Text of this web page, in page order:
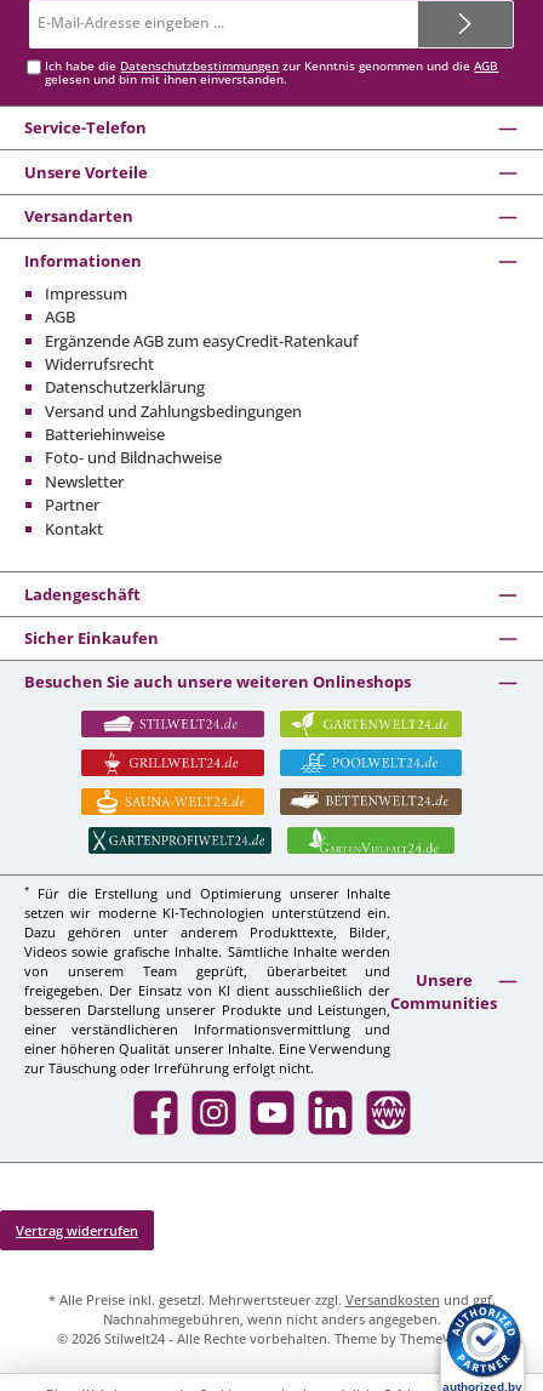
Mail-
Ich habe die Datenschutzbestimmungen zur Kenntnis genommen und dieAGB
gelesen und bin mit ihnen einverstanden.
Service-Telefon
Unsere Vorteile
Versandarten
Informationen
Impressum
AGB
Ergänzende AGB zum easyCredit-Ratenkauf
Widerrufsrecht
Datenschutzerklärung
Versand und Zahlungsbedingungen
Batteriehinweise
Foto- und Bildnachweise
Newsletter
Partner
Kontakt
Ladengeschäft
Sicher Einkaufen
Besuchen Sie auch unsere weiteren Onlineshops
*
Für die Erstellung und Optimierung unserer Inhalte
setzen wir moderne KI-Technologien unterstützend ein.
Dazu gehören unter anderem Produkttexte, Bilder,
Videos sowie grafische Inhalte. Sämtliche Inhalte werden
von unserem Team geprüft, überarbeitet und
freigegeben. Der Einsatz von KI dient ausschließlich der
besseren Darstellung unserer Produkte und Leistungen,
einer verständlicheren Informationsvermittlung und
einer höheren Qualität unserer Inhalte. Eine Verwendung
zur Täuschung oder Irreführung erfolgt nicht.
Unsere
Communities
Facebook InstagramYouTube LinkedIn Website
Vertrag widerrufen
* Alle Preise inkl. gesetzl. Mehrwertsteuer zzgl. Versandkosten und ggf.
Nachnahmegebühren, wenn nicht anders angegeben.
© 2026 Stilwelt24 - Alle Rechte vorbehalten. Theme by ThemeWare®